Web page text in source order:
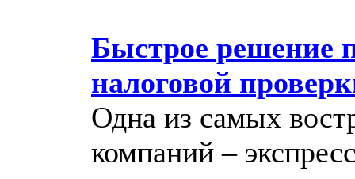
Быстрое решение
налоговой
Одна из самых
компаний –